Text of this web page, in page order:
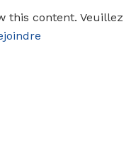
this content. Veuillez